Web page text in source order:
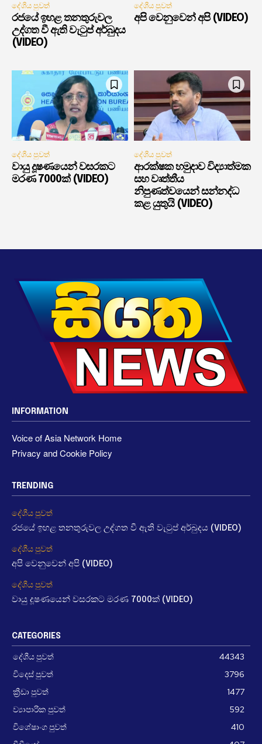
දේශීය පුවත්
රජයේ ඉහළ තනතුරුවල
උද්ගත වී ඇති වැටුප් අර්බුදය
(VIDEO)
දේශීය පුවත්
අපි වෙනුවෙන් අපි (VIDEO)
දේශීය පුවත්
වායු දූෂණයෙන් වසරකට
මරණ 7000ක් (VIDEO)
දේශීය පුවත්
ආරක්ෂක හමුදාව විද්‍යාත්මක
සහ වෘත්තීය
නිපුණත්වයෙන් සන්නද්ධ
කළ යුතුයි (VIDEO)
INFORMATION
Voice of Asia Network Home
Privacy and Cookie Policy
TRENDING
දේශීය පුවත්
රජයේ ඉහළ තනතුරුවල උද්ගත වී ඇති වැටුප් අර්බුදය (VIDEO)
දේශීය පුවත්
අපි වෙනුවෙන් අපි (VIDEO)
දේශීය පුවත්
වායු දූෂණයෙන් වසරකට මරණ 7000ක් (VIDEO)
CATEGORIES
දේශීය පුවත්
44343
විදෙස් පුවත්
3796
ක්‍රීඩා පුවත්
1477
ව්‍යාපාරික පුවත්
592
විශේෂාංග පුවත්
410